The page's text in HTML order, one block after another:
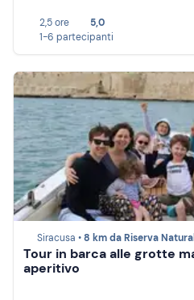
2,5 ore
5,0
1-6 partecipanti
Siracusa •8 km da Riserva
Tour in barca alle grotte
aperitivo